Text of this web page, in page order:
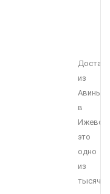
из
в
Ижевск
это
одно
из
тысячи